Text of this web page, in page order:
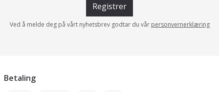
Registrer
Ved å melde deg på vårt nyhetsbrev godtar du vår personvernerklæring
Betaling